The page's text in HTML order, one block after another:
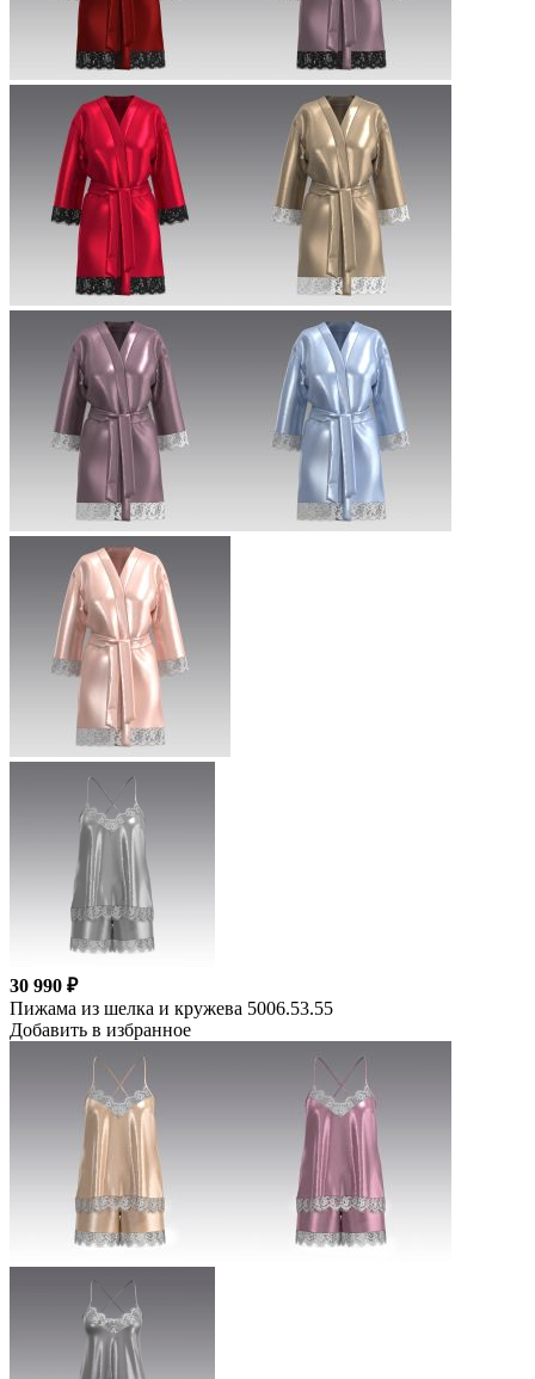
30 990 ₽
Пижама из шелка и кружева 5006.53.55
Добавить в избранное